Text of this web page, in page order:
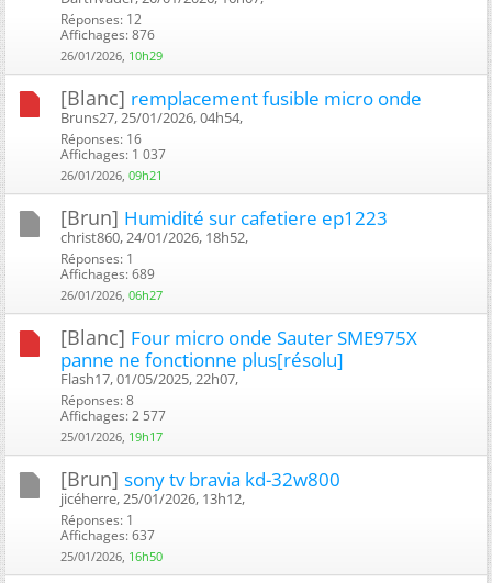
Réponses: 12
Affichages: 876
26/01/2026, 10h29
[Blanc] remplacement fusible micro onde
Bruns27, 25/01/2026, 04h54, ‎
Réponses: 16
Affichages: 1 037
26/01/2026, 09h21
[Brun] Humidité sur cafetiere ep1223
christ860, 24/01/2026, 18h52, ‎
Réponses: 1
Affichages: 689
26/01/2026, 06h27
[Blanc] Four micro onde Sauter SME975X
panne ne fonctionne plus[résolu]
Flash17, 01/05/2025, 22h07, ‎
Réponses: 8
Affichages: 2 577
25/01/2026, 19h17
[Brun] sony tv bravia kd-32w800
jicéherre, 25/01/2026, 13h12, ‎
Réponses: 1
Affichages: 637
25/01/2026, 16h50